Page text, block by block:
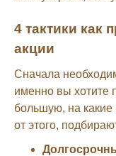
4 тактики как
акции
Сначала
именно вы хотите
большую, на какие
от этого,